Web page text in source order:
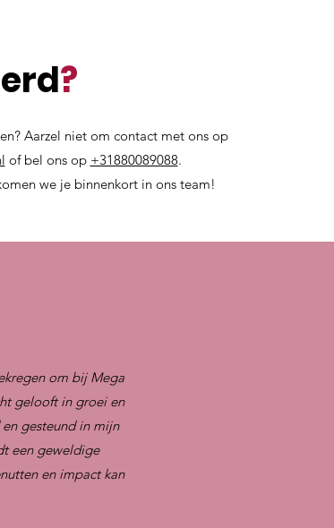
?
Aarzel niet om contact met ons op
of bel ons op +31880089088.
we je binnenkort in ons team!
om bij Mega
gelooft in groei en
gesteund in mijn
een geweldige
en impact kan